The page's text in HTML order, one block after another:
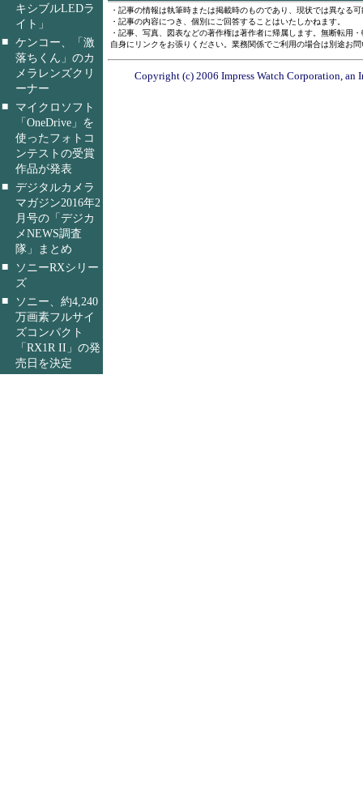
キシブルLEDラ
イト」
■ ケンコー、「激
落ちくん」のカ
メラレンズクリ
ーナー
■
マイクロソフト
「OneDrive」を
使ったフォトコ
ンテストの受賞
作品が発表
■ デジタルカメラ
マガジン2016年2
月号の「デジカ
メNEWS調査
隊」まとめ
■
ソニーRXシリー
ズ
■
ソニー、約4,240
万画素フルサイ
ズコンパクト
「RX1R II」の発
売日を決定
・記事の情報は執筆時または掲載時のものであり、現状では異なる
・記事の内容につき、個別にご回答することはいたしかねます。
・記事、写真、図表などの著作権は著作者に帰属します。無断転用
自身にリンクをお張りください。業務関係でご利用の場合は別途お
Copyright (c) 2006 Impress Watch Corporation, an